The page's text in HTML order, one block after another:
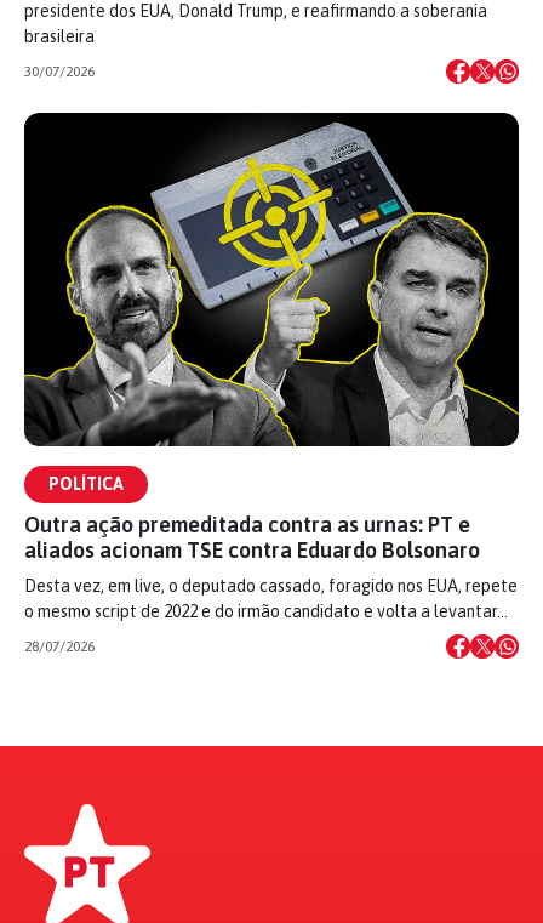
presidente dos EUA, Donald Trump, e reafirmando a soberania
brasileira
30/07/2026
POLÍTICA
Outra ação premeditada contra as urnas: PT e
aliados acionam TSE contra Eduardo Bolsonaro
Desta vez, em live, o deputado cassado, foragido nos EUA, repete
o mesmo script de 2022 e do irmão candidato e volta a levantar…
28/07/2026